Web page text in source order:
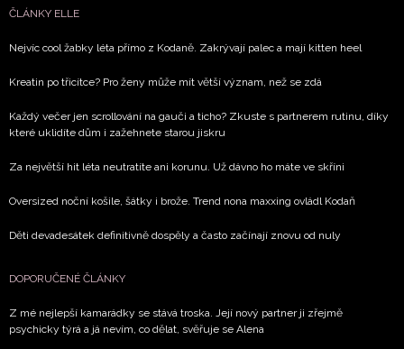
ČLÁNKY ELLE
Nejvíc cool žabky léta přímo z Kodaně. Zakrývají palec a mají kitten heel
Kreatin po třicítce? Pro ženy může mít větší význam, než se zdá
Každý večer jen scrollování na gauči a ticho? Zkuste s partnerem rutinu, díky
které uklidíte dům i zažehnete starou jiskru
Za největší hit léta neutratíte ani korunu. Už dávno ho máte ve skříni
Oversized noční košile, šátky i brože. Trend nona maxxing ovládl Kodaň
Děti devadesátek definitivně dospěly a často začínají znovu od nuly
DOPORUČENÉ ČLÁNKY
Z mé nejlepší kamarádky se stává troska. Její nový partner ji zřejmě
psychicky týrá a já nevím, co dělat, svěřuje se Alena